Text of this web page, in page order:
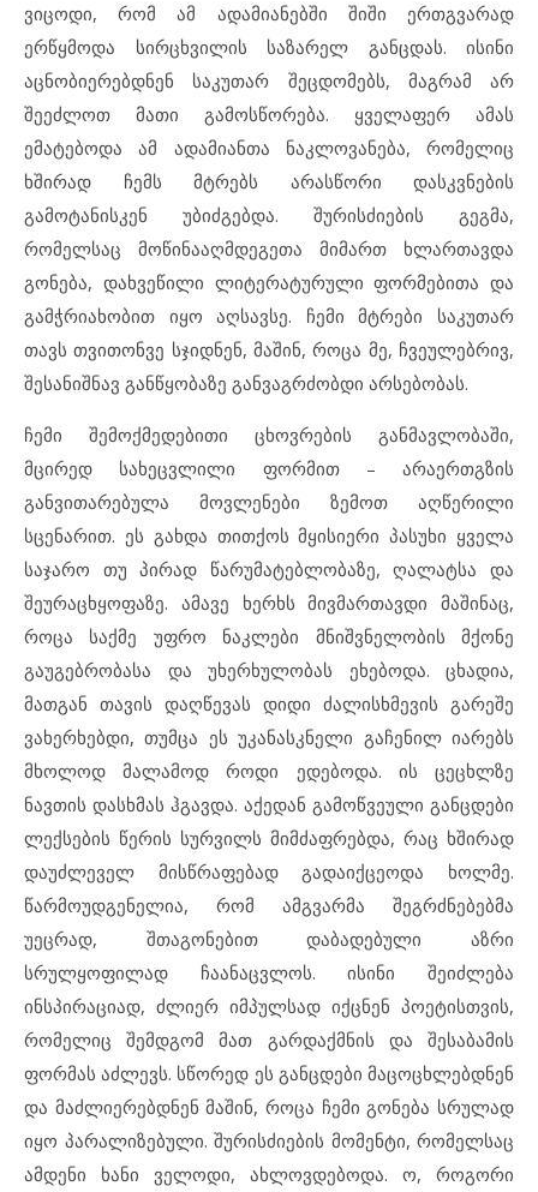
ვიცოდი, რომ ამ ადამიანებში შიში ერთგვარად
ერწყმოდა სირცხვილის საზარელ განცდას. ისინი
აცნობიერებდნენ საკუთარ შეცდომებს, მაგრამ არ
შეეძლოთ მათი გამოსწორება. ყველაფერ ამას
ემატებოდა ამ ადამიანთა ნაკლოვანება, რომელიც
ხშირად ჩემს მტრებს არასწორი დასკვნების
გამოტანისკენ უბიძგებდა. შურისძიების გეგმა,
რომელსაც მოწინააღმდეგეთა მიმართ ხლართავდა
გონება, დახვეწილი ლიტერატურული ფორმებითა და
გამჭრიახობით იყო აღსავსე. ჩემი მტრები საკუთარ
თავს თვითონვე სჯიდნენ, მაშინ, როცა მე, ჩვეულებრივ,
შესანიშნავ განწყობაზე განვაგრძობდი არსებობას.
ჩემი შემოქმედებითი ცხოვრების განმავლობაში,
მცირედ სახეცვლილი ფორმით – არაერთგზის
განვითარებულა მოვლენები ზემოთ აღწერილი
სცენარით. ეს გახდა თითქოს მყისიერი პასუხი ყველა
საჯარო თუ პირად წარუმატებლობაზე, ღალატსა და
შეურაცხყოფაზე. ამავე ხერხს მივმართავდი მაშინაც,
როცა საქმე უფრო ნაკლები მნიშვნელობის მქონე
გაუგებრობასა და უხერხულობას ეხებოდა. ცხადია,
მათგან თავის დაღწევას დიდი ძალისხმევის გარეშე
ვახერხებდი, თუმცა ეს უკანასკნელი გაჩენილ იარებს
მხოლოდ მალამოდ როდი ედებოდა. ის ცეცხლზე
ნავთის დასხმას ჰგავდა. აქედან გამოწვეული განცდები
ლექსების წერის სურვილს მიმძაფრებდა, რაც ხშირად
დაუძლეველ მისწრაფებად გადაიქცეოდა ხოლმე.
წარმოუდგენელია, რომ ამგვარმა შეგრძნებებმა
უეცრად, შთაგონებით დაბადებული აზრი
სრულყოფილად ჩაანაცვლოს. ისინი შეიძლება
ინსპირაციად, ძლიერ იმპულსად იქცნენ პოეტისთვის,
რომელიც შემდგომ მათ გარდაქმნის და შესაბამის
ფორმას აძლევს. სწორედ ეს განცდები მაცოცხლებდნენ
და მაძლიერებდნენ მაშინ, როცა ჩემი გონება სრულად
იყო პარალიზებული. შურისძიების მომენტი, რომელსაც
ამდენი ხანი ველოდი, ახლოვდებოდა. ო, როგორი